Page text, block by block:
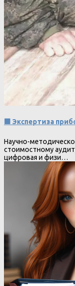
🟩 Экспертиза
Научно-
стоимостному
цифровая и физи…